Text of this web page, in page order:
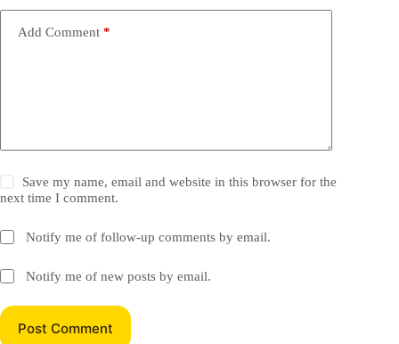
Add Comment *
Save my name, email and website in this browser for the
next time I comment.
Notify me of follow-up comments by email.
Notify me of new posts by email.
Post Comment